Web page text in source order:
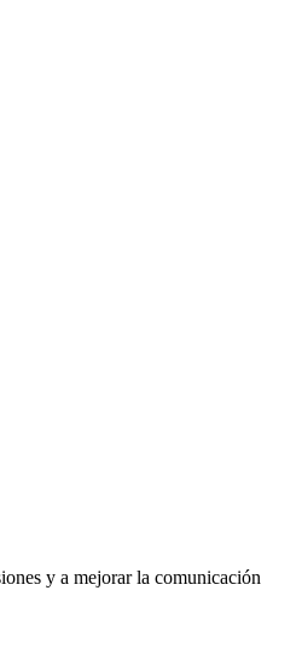
y a mejorar la comunicación